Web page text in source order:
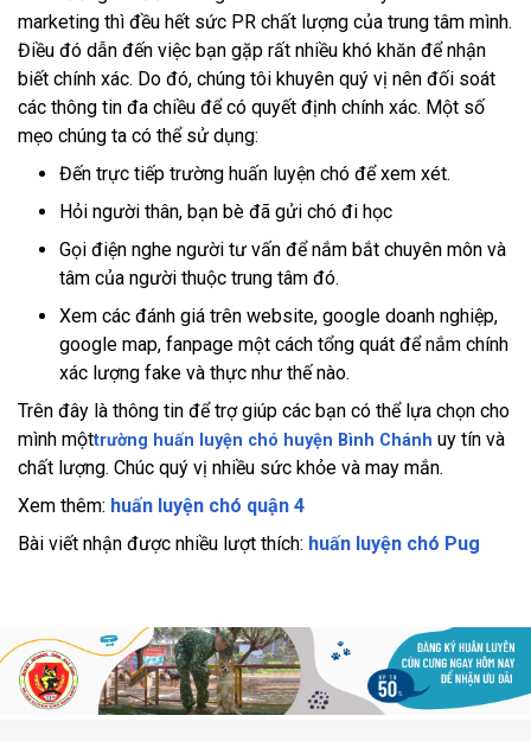
marketing thì đều hết sức PR chất lượng của trung tâm mình.
Điều đó dẫn đến việc bạn gặp rất nhiều khó khăn để nhận
biết chính xác. Do đó, chúng tôi khuyên quý vị nên đối soát
các thông tin đa chiều để có quyết định chính xác. Một số
mẹo chúng ta có thể sử dụng:
Đến trực tiếp trường huấn luyện chó để xem xét.
Hỏi người thân, bạn bè đã gửi chó đi học
Gọi điện nghe người tư vấn để nắm bắt chuyên môn và
tâm của người thuộc trung tâm đó.
Xem các đánh giá trên website, google doanh nghiệp,
google map, fanpage một cách tổng quát để nắm chính
xác lượng fake và thực như thế nào.
Trên đây là thông tin để trợ giúp các bạn có thể lựa chọn cho
mình mộttrường huấn luyện chó huyện Bình Chánh uy tín và
chất lượng. Chúc quý vị nhiều sức khỏe và may mắn.
Xem thêm: huấn luyện chó quận 4
Bài viết nhận được nhiều lượt thích: huấn luyện chó Pug